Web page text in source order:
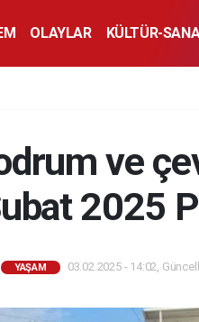
OLAYLAR KÜLTÜR-
ve
2025
YAŞAM 03.02.2025 - 14:02,